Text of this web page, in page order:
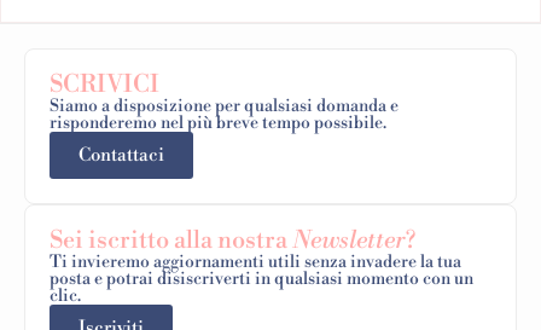
Sei iscritto alla nostraNewsletter?
Ti invieremo aggiornamenti utili senza invadere la tua
posta e potrai disiscriverti in qualsiasi momento con un
clic.
SCRIVICI
Siamo a disposizione per qualsiasi domanda e
risponderemo nel più breve tempo possibile.
Contattaci